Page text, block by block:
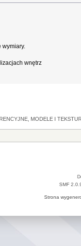
wnętrz
MODELE I
SMF
Strona